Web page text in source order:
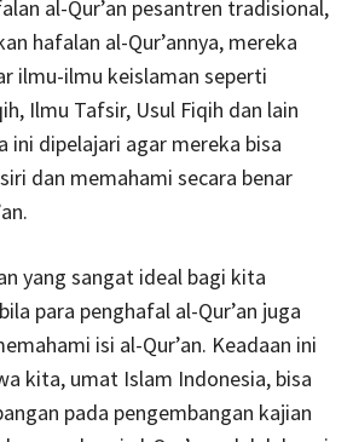
al-Qur’an pesantren tradisional,
hafalan al-Qur’annya, mereka
ilmu-ilmu keislaman seperti
Ilmu Tafsir, Usul Fiqih dan lain
ini dipelajari agar mereka bisa
dan memahami secara benar
yang sangat ideal bagi kita
para penghafal al-Qur’an juga
isi al-Qur’an. Keadaan ini
kita, umat Islam Indonesia, bisa
pada pengembangan kajian